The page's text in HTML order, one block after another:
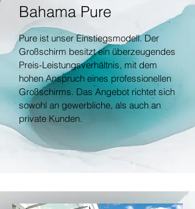
Bahama Pure
Pure ist unser Einstiegsmodell. Der
Großschirm besitzt ein überzeugendes
Preis-Leistungsverhältnis, mit dem
hohen Anspruch eines professionellen
Großschirms. Das Angebot richtet sich
sowohl an gewerbliche, als auch an
private Kunden.